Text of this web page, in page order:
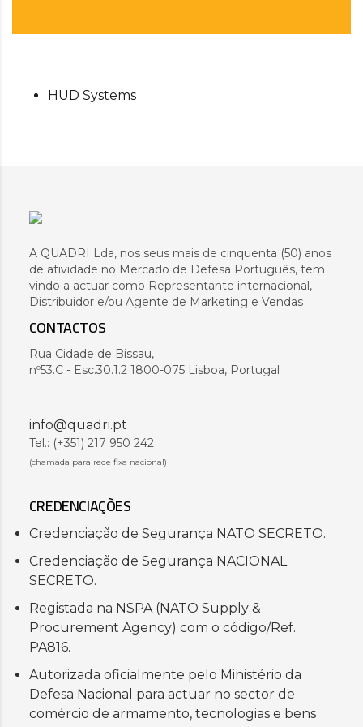
HUD Systems
A QUADRI Lda, nos seus mais de cinquenta (50) anos
de atividade no Mercado de Defesa Português, tem
vindo a actuar como Representante internacional,
Distribuidor e/ou Agente de Marketing e Vendas
CONTACTOS
Rua Cidade de Bissau,
nº53.C - Esc.30.1.2 1800-075 Lisboa, Portugal
info@quadri.pt
Tel.: (+351) 217 950 242
(chamada para rede fixa nacional)
CREDENCIAÇÕES
Credenciação de Segurança NATO SECRETO.
Credenciação de Segurança NACIONAL
SECRETO.
Registada na NSPA (NATO Supply &
Procurement Agency) com o código/Ref.
PA816.
Autorizada oficialmente pelo Ministério da
Defesa Nacional para actuar no sector de
comércio de armamento, tecnologias e bens